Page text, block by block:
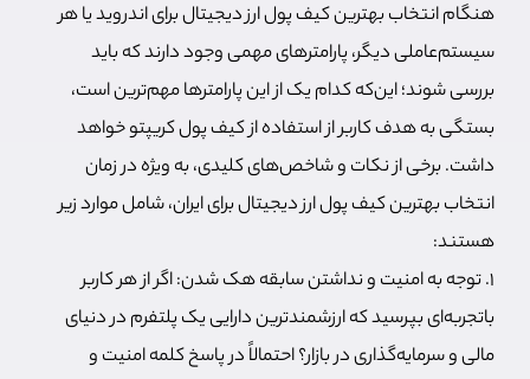
هنگام انتخاب بهترین کیف پول ارز دیجیتال برای اندروید یا هر
سیستم‌عاملی دیگر، پارامترهای مهمی وجود دارند که باید
بررسی شوند؛ این‌که کدام یک از این پارامترها مهم‌ترین است،
بستگی به هدف کاربر از استفاده از کیف پول کریپتو خواهد
داشت. برخی از نکات و شاخص‌های کلیدی، به ویژه در زمان
انتخاب بهترین کیف پول ارز دیجیتال برای ایران، شامل موارد زیر
هستند:
۱. توجه به امنیت و نداشتن سابقه هک شدن: اگر از هر کاربر
باتجربه‌ای بپرسید که ارزشمند‌ترین دارایی یک پلتفرم در دنیای
مالی و سرمایه‌گذاری در بازار؟ احتمالاً در پاسخ کلمه امنیت و